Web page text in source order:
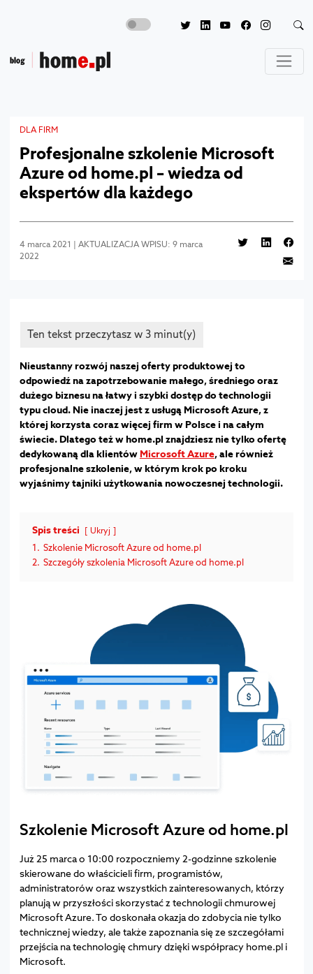
DLA FIRM
Profesjonalne szkolenie Microsoft
Azure od home.pl – wiedza od
ekspertów dla każdego
4 marca 2021 | AKTUALIZACJA WPISU: 9 marca
2022
Nieustanny rozwój naszej oferty produktowej to
odpowiedź na zapotrzebowanie małego, średniego oraz
dużego biznesu na łatwy i szybki dostęp do technologii
typu cloud. Nie inaczej jest z usługą Microsoft Azure, z
której korzysta coraz więcej firm w Polsce i na całym
świecie. Dlatego też w home.pl znajdziesz nie tylko ofertę
dedykowaną dla klientów Microsoft Azure, ale również
profesjonalne szkolenie, w którym krok po kroku
wyjaśnimy tajniki użytkowania nowoczesnej technologii.
Spis treści Ukryj
1. Szkolenie Microsoft Azure od home.pl
2. Szczegóły szkolenia Microsoft Azure od home.pl
Szkolenie Microsoft Azure od home.pl
Już 25 marca o 10:00 rozpoczniemy 2-godzinne szkolenie
skierowane do właścicieli firm, programistów,
administratorów oraz wszystkich zainteresowanych, którzy
planują w przyszłości skorzystać z technologii chmurowej
Microsoft Azure. To doskonała okazja do zdobycia nie tylko
technicznej wiedzy, ale także zapoznania się ze szczegółami
przejścia na technologię chmury dzięki współpracy home.pl i
Microsoft.